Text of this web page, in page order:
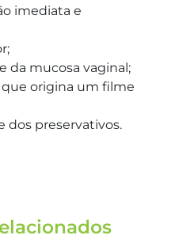
imediata e
da mucosa vaginal;
origina um filme
dos preservativos.